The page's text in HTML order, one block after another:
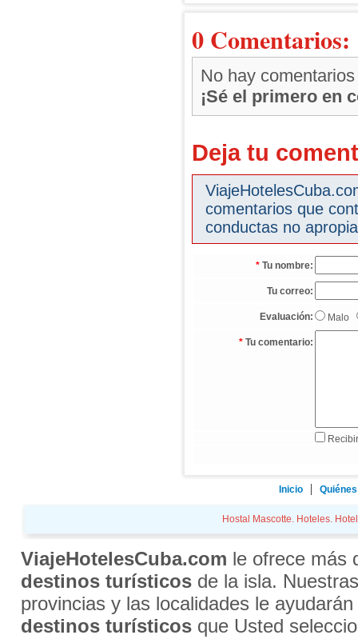
0 Comentarios:
No hay comentarios
¡Sé el primero en
Deja tu
comentarios que
conductas no
* Tu nombre:
Tu correo:
Evaluación: Malo
* Tu comentario:
Inicio
Hostal Mascotte. Hoteles.
ViajeHotelesCuba.com le ofrece más
destinos turísticosde la isla.
provincias y las localidades le
destinos turísticosque Usted